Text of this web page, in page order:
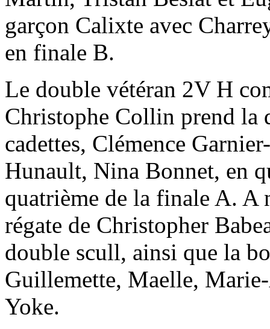
garçon Calixte avec
en finale B.
Le double vétéran 2V H
Christophe Collin prend la
cadettes, Clémence
Hunault, Nina Bonnet, en
quatrième de la finale A. A
régate de Christopher
double scull, ainsi que la
Guillemette, Maelle,
Yoke.